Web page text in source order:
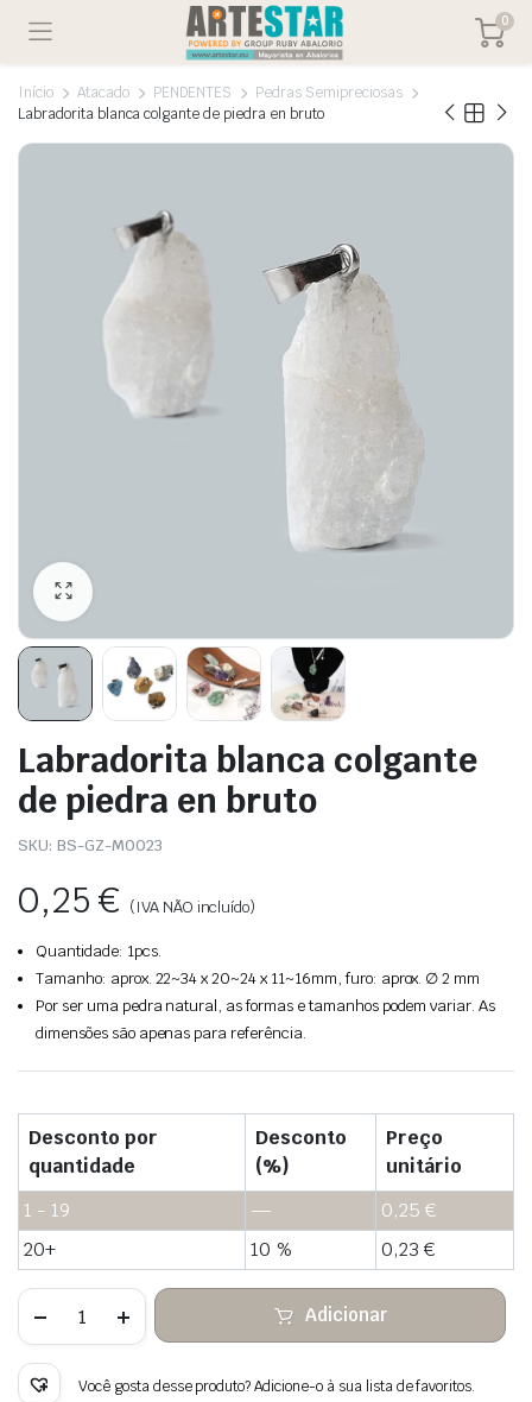
0
Início Atacado PENDENTES
Pedras Semipreciosas
Labradorita blanca colgante de piedra en bruto
Labradorita blanca colgante
de piedra en bruto
SKU: BS-GZ-M0023
0,25€ (IVA NÃO incluído)
Quantidade: 1pcs.
Tamanho: aprox. 22~34 x 20~24 x 11~16mm, furo: aprox. ∅ 2 mm
Por ser uma pedra natural, as formas e tamanhos podem variar. As
dimensões são apenas para referência.
Desconto por
quantidade
Desconto
(%)
Preço
unitário
1 - 19
— 0,25 €
20+
10 % 0,23 €
Quantidade
Labradorita
colgante
Adicionar
Você gosta desse produto? Adicione-o à sua lista de favoritos.